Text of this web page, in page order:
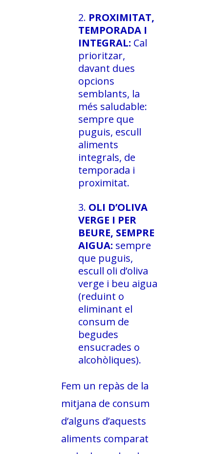
PROXIMITAT,
TEMPORADA I
INTEGRAL: Cal
prioritzar,
davant dues
opcions
semblants, la
més saludable:
sempre que
puguis, escull
aliments
integrals, de
temporada i
proximitat.
OLI D’OLIVA
VERGE I PER
BEURE, SEMPRE
AIGUA: sempre
que puguis,
escull oli d’oliva
verge i beu aigua
(reduint o
eliminant el
consum de
begudes
ensucrades o
alcohòliques).
Fem un repàs de la
mitjana de consum
d’alguns d’aquests
aliments comparat